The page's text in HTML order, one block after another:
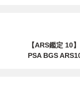
【ARS鑑定 10
PSA BGS